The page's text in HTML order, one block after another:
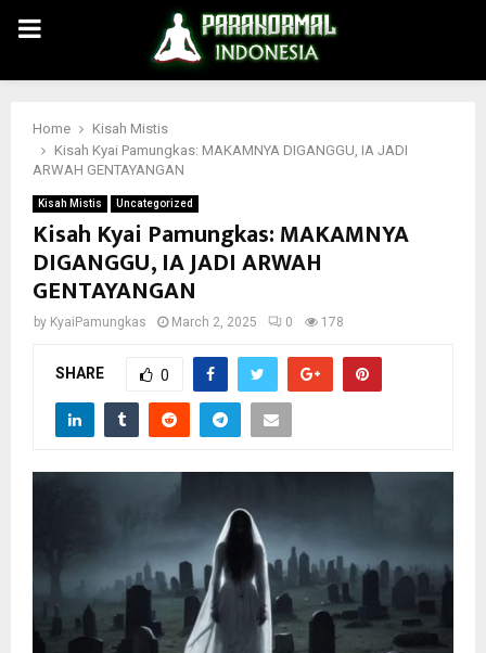
PRIMARY
MENU
Home
Kisah Mistis
Kisah Kyai Pamungkas: MAKAMNYA DIGANGGU, IA JADI
ARWAH GENTAYANGAN
Kisah Mistis Uncategorized
Kisah Kyai Pamungkas: MAKAMNYA
DIGANGGU, IA JADI ARWAH
GENTAYANGAN
by KyaiPamungkas March 2, 2025 0 178
SHARE 0